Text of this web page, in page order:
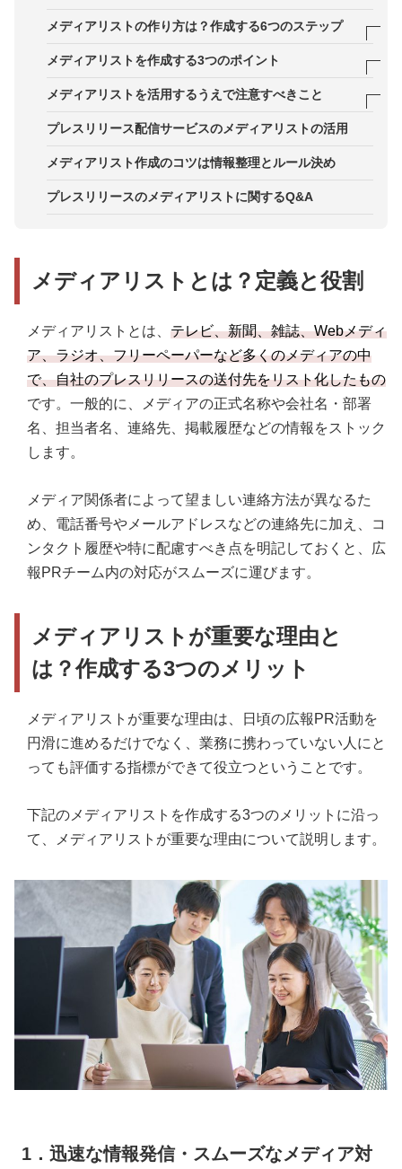
メディアリストの作り方は？作成する6つのステップ
STEP1．自社の特徴・強みを言語化する
STEP2．提供できる価値を具体化する
STEP3．合致するメディアを洗い出す
STEP4．リスト化しながら情報整理する
STEP5．広報活動の接点や反応を記録する
メディアリストを作成する3つのポイント
1．チームで共有・円滑に運用できるスタイルにす
手段を増やす
3．広報PR活動の履歴を記載する
メディアリストを活用するうえで注意すべきこと
メディアリストの取り扱いルールを定める
メディアコンタクトの際に自社の要望を伝えない
プレスリリース配信サービスのメディアリストの活用
メディアリスト作成のコツは情報整理とルール決め
プレスリリースのメディアリストに関するQ&A
メディアリストとは？定義と役割
メディアリストとは、 テレビ、新聞、雑誌、Webメディ
ア、ラジオ、フリーペーパーなど多くのメディアの中
で、自社のプレスリリースの送付先をリスト化したもの
です。一般的に、メディアの正式名称や会社名・部署
名、担当者名、連絡先、掲載履歴などの情報をストック
します。
メディア関係者によって望ましい連絡方法が異なるた
め、電話番号やメールアドレスなどの連絡先に加え、コ
ンタクト履歴や特に配慮すべき点を明記しておくと、広
報PRチーム内の対応がスムーズに運びます。
メディアリストが重要な理由と
は？作成する3つのメリット
メディアリストが重要な理由は、日頃の広報PR活動を
円滑に進めるだけでなく、業務に携わっていない人にと
っても評価する指標ができて役立つということです。
下記のメディアリストを作成する3つのメリットに沿っ
て、メディアリストが重要な理由について説明します。
1．迅速な情報発信・スムーズなメディア対